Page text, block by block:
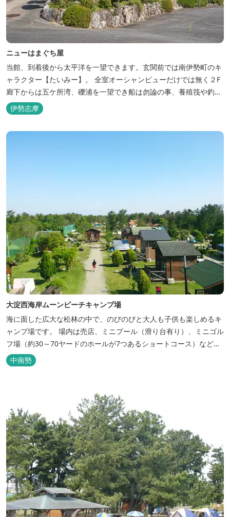
ニューはまぐち屋
当館、到着後から太平洋を一望できます。玄関前では南伊勢町のキ
ャラクター【たいみー】。 全室オーシャンビューだけでは無く２F
廊下からは五ケ所湾、礫浦を一望でき船は勿論の事、養殖筏や釣り
堀筏などみる事ができます。 当館一押しのお部屋【大島】からは太
平洋を一望。マグロの養殖筏、夜には漁師さん達の船の光がみえ対
岸には田曽浦の町の光が綺麗に見えます。
伊勢志摩
大淀西海岸ムーンビーチキャンプ場
海に面した広大な松林の中で、のびのびと大人も子供も楽しめるキ
ャンプ場です。 場内は売店、ミニプール（滑り台有り）、ミニゴル
フ場（約30～70ヤードのホールが7つあるショートコース）なども
あります。 目の前の海では、海水浴など安心して楽しめます。周辺
観光地には、伊勢志摩国立公園の玄関口にあたります。
中南勢